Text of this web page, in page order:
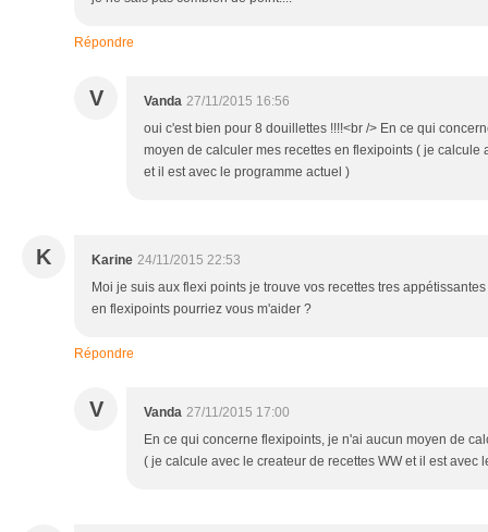
Répondre
V Vanda 27/11/2015 16:56
oui c'est bien pour 8 douillettes !!!!<br /> En ce qui
moyen de calculer mes recettes en flexipoints ( je calcule
et il est avec le programme actuel )
K Karine 24/11/2015 22:53
Moi je suis aux flexi points je trouve vos recettes tres
en flexipoints pourriez vous m'aider ?
Répondre
V Vanda 27/11/2015 17:00
En ce qui concerne flexipoints, je n'ai aucun moyen de
( je calcule avec le createur de recettes WW et il est avec